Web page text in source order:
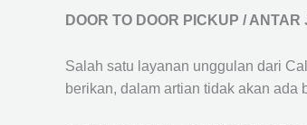
DOOR TO DOOR PICKUP / ANTAR
Salah satu layanan unggulan dari
berikan, dalam artian tidak akan ada